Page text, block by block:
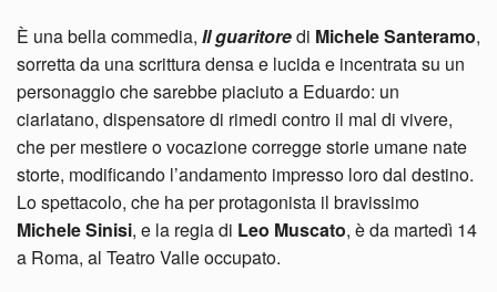
È una bella commedia, Il guaritoredi Michele Santeramo,
sorretta da una scrittura densa e lucida e incentrata su un
personaggio che sarebbe piaciuto a Eduardo: un
ciarlatano, dispensatore di rimedi contro il mal di vivere,
che per mestiere o vocazione corregge storie umane nate
storte, modificando l’andamento impresso loro dal destino.
Lo spettacolo, che ha per protagonista il bravissimo
Michele Sinisi, e la regia di Leo Muscato, è da martedì 14
a Roma, al Teatro Valle occupato.